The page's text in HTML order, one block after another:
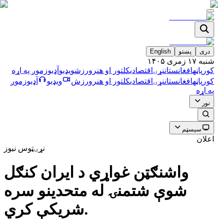
دری پښتو English
شنبه ۱۷ زمری ۱۴۰۵
کورپاڼهافغانستاننړۍ اقتصاديکلتور او هنر ورزشویډیو آډیوزموږ په اړه
کورپاڼهافغانستاننړۍ اقتصاديکلتور او هنر ورزش ویډیو آډیوزموږ
په اړه
نور
سیسټم
اعلان
نړۍټوس نیوز
واشنګټن غواړي د ايران كنګل
شوې شتمنۍ له متحدينو سره
شريكې كري.